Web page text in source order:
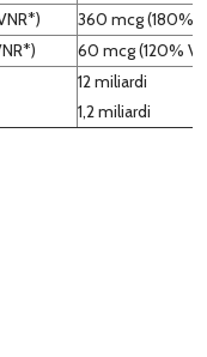
360 mcg (180%
60 mcg (120%
12 miliardi
1,2 miliardi